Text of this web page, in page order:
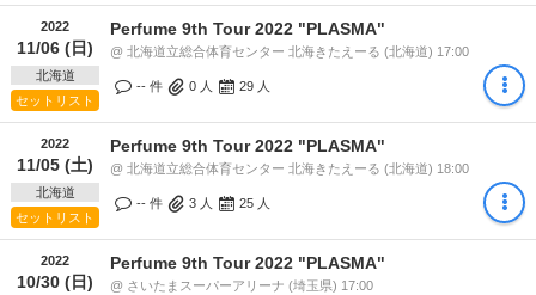
2022
11/06 (日)
北海道
セットリスト
Perfume 9th Tour 2022 "PLASMA"
@ 北海道立総合体育センター 北海きたえーる (北海道) 17:00
-- 件 0 人 29 人
2022
11/05 (土)
北海道
セットリスト
Perfume 9th Tour 2022 "PLASMA"
@ 北海道立総合体育センター 北海きたえーる (北海道) 18:00
-- 件 3 人 25 人
2022
10/30 (日)
Perfume 9th Tour 2022 "PLASMA"
@ さいたまスーパーアリーナ (埼玉県) 17:00